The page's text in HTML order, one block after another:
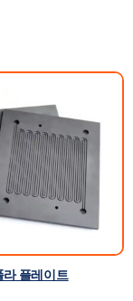
라 플레이트